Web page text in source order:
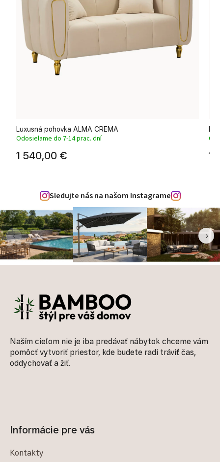
Luxusná pohovka ALMA CREMA
Odosielame do 7-14 prac. dní
1 540,00 € 1
Sledujte nás na našom Instagrame
‹ ›
Naším cieľom nie je iba predávať nábytok chceme vám
pomôcť vytvoriť priestor, kde budete radi tráviť čas,
oddychovať a žiť.
Informácie pre vás
Kontakty